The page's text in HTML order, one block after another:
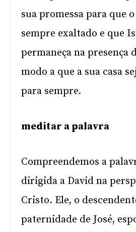
sua promessa para que
sempre exaltado e que
permaneça na presença
modo a que a sua casa
para sempre.
meditar a palavra
Compreendemos a
dirigida a David na
Cristo. Ele, o
paternidade de José,